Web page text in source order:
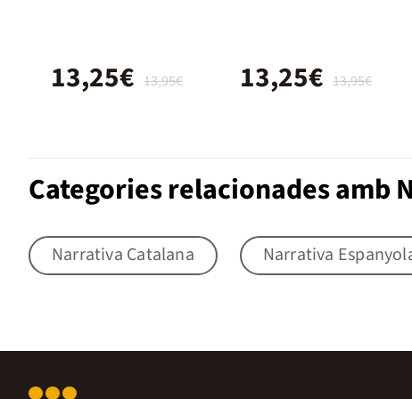
13,95€
13,25€ 13,95€
13,25€
Categories relacionades amb
Narrativa Catalana Narrativa